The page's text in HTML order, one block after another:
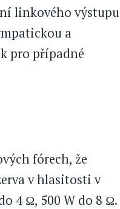
linkového výstupu
a
pro případné
fórech, že
v hlasitosti v
4 Ω, 500 W do 8 Ω.